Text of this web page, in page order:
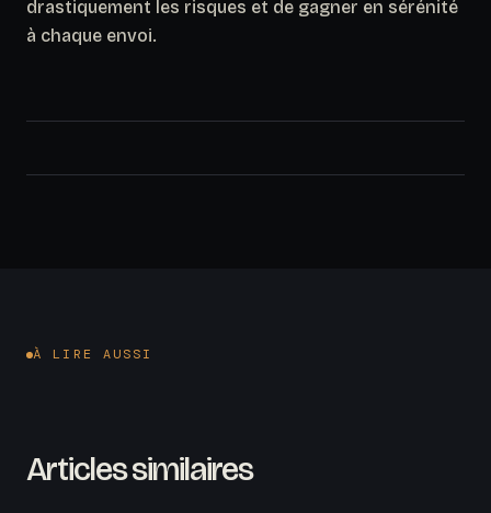
drastiquement les risques et de gagner en sérénité
à chaque envoi.
À LIRE AUSSI
Articles similaires